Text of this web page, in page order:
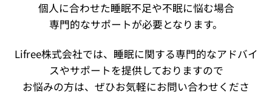
個人に合わせた睡眠不足や不眠に悩む場合
専門的なサポートが必要となります。
Lifree株式会社では、睡眠に関する専門的なアドバイ
スやサポートを提供しておりますので
お悩みの方は、ぜひお気軽にお問い合わせくださ